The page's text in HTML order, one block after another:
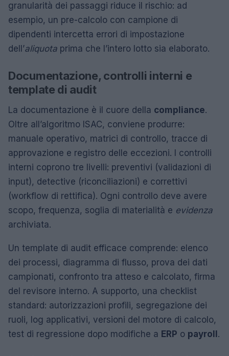
granularità dei passaggi riduce il rischio: ad
esempio, un pre-calcolo con campione di
dipendenti intercetta errori di impostazione
dell’aliquota prima che l’intero lotto sia elaborato.
Documentazione, controlli interni e
template di audit
La documentazione è il cuore della compliance.
Oltre all’algoritmo ISAC, conviene produrre:
manuale operativo, matrici di controllo, tracce di
approvazione e registro delle eccezioni. I controlli
interni coprono tre livelli: preventivi (validazioni di
input), detective (riconciliazioni) e correttivi
(workflow di rettifica). Ogni controllo deve avere
scopo, frequenza, soglia di materialità e evidenza
archiviata.
Un template di audit efficace comprende: elenco
dei processi, diagramma di flusso, prova dei dati
campionati, confronto tra atteso e calcolato, firma
del revisore interno. A supporto, una checklist
standard: autorizzazioni profili, segregazione dei
ruoli, log applicativi, versioni del motore di calcolo,
test di regressione dopo modifiche a ERP o payroll .